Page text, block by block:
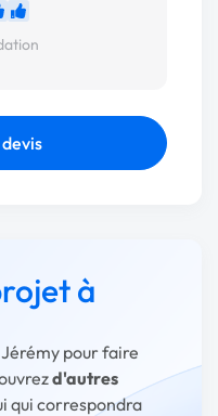
à
pour faire
d'autres
qui correspondra